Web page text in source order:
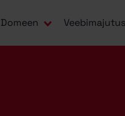
Domeen Veebimajutus